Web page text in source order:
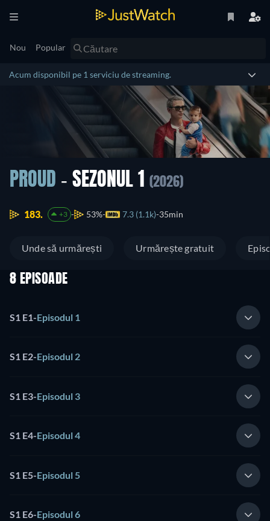
Nou Popular
Acum disponibil pe 1 serviciu de streaming.
PROUD - SEZONUL 1 (2026)
183. +3 53% 7.3 (1.1k) 35min
Unde să urmărești Urmărește gratuit
8 EPISOADE
S1 E1-Episodul 1
S1 E2-Episodul 2
S1 E3-Episodul 3
S1 E4-Episodul 4
S1 E5-Episodul 5
S1 E6-Episodul 6